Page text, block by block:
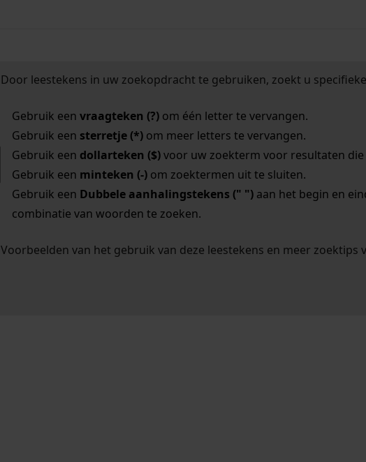
Door leestekens in uw zoekopdracht te gebruiken, zoekt u
Gebruik een vraagteken (?)om één letter te vervangen.
Gebruik een sterretje (*)om meer letters te vervangen.
Gebruik een dollarteken ($)voor uw zoekterm voor resultaten die
Gebruik een minteken (-)om zoektermen uit te sluiten.
Gebruik een Dubbele aanhalingstekens (" ")aan het begin en
combinatie van woorden te zoeken.
Voorbeelden van het gebruik van deze leestekens en meer zoektips